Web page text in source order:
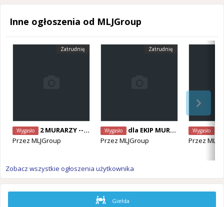
Inne ogłoszenia od MLJGroup
Zatrudnię
Wygasło
2 MURARZY -- Brugge - Torhout - Aalter -- 29€ /h
Przez MLJGroup
Zatrudnię
Wygasło
dla EKIP MURARZY - Antwerpia / Limburgia
Przez MLJGroup
Wygasło
Przez
Zobacz wszystkie ogłoszenia użytkownika
Giełda